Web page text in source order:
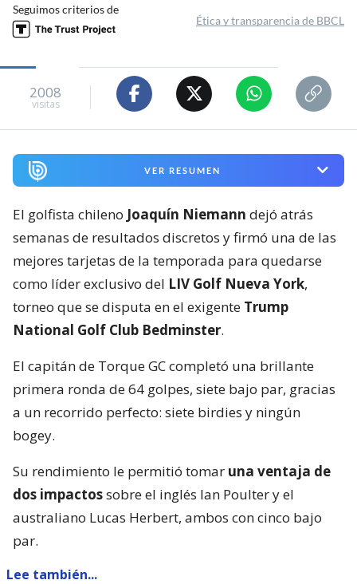
Seguimos criterios de
Ética y transparencia de BBCL
2008
visitas
VER RESUMEN
El golfista chileno Joaquín Niemann dejó atrás
semanas de resultados discretos y firmó una de las
mejores tarjetas de la temporada para quedarse
como líder exclusivo del LIV Golf Nueva York,
torneo que se disputa en el exigente Trump
National Golf Club Bedminster.
El capitán de Torque GC completó una brillante
primera ronda de 64 golpes, siete bajo par, gracias
a un recorrido perfecto: siete birdies y ningún
bogey.
Su rendimiento le permitió tomar una ventaja de
dos impactossobre el inglés Ian Poulter y el
australiano Lucas Herbert, ambos con cinco bajo
par.
Lee también...